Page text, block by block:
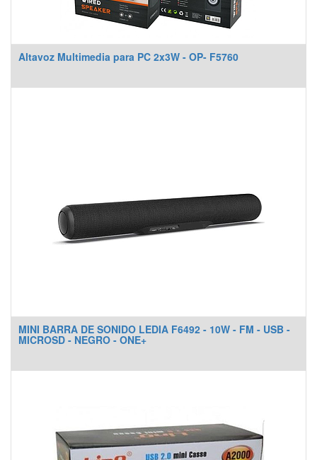
Altavoz Multimedia para PC 2x3W - OP- F5760
MINI BARRA DE SONIDO LEDIA F6492 - 10W - FM - USB -
MICROSD - NEGRO - ONE+